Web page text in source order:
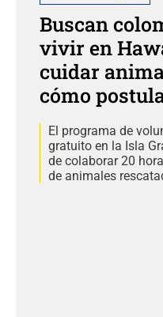
Buscan
vivir en
cuidar
cómo
El programa de
gratuito en la Isla
de colaborar 20
de animales